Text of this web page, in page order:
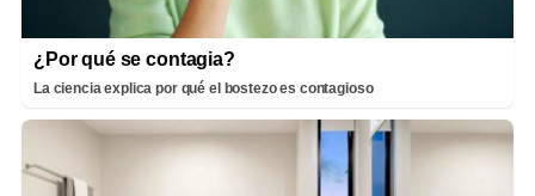
¿Por qué se contagia?
La ciencia explica por qué el bostezo es contagioso